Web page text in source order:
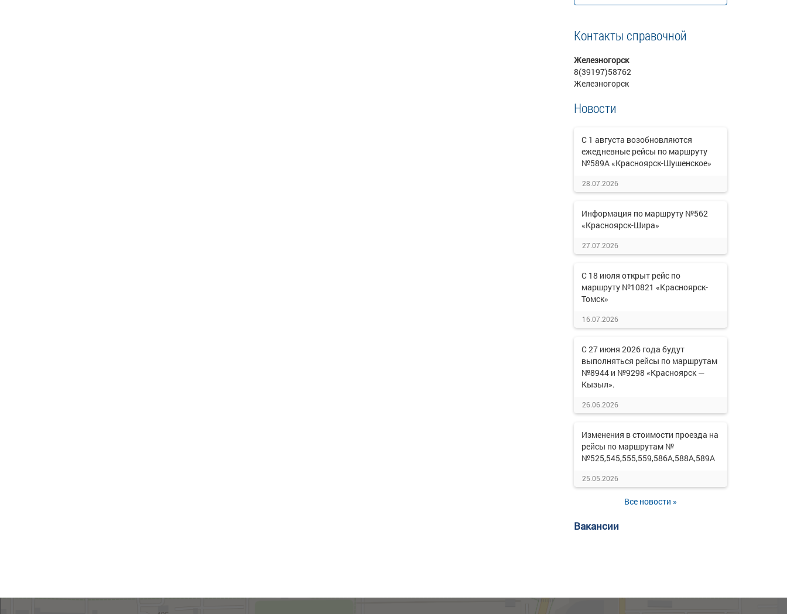
Контакты справочной
Железногорск
8(39197)58762
Железногорск
Новости
С 1 августа возобновляются
ежедневные рейсы по маршруту
№589А «Красноярск-Шушенское»
28.07.2026
Информация по маршруту №562
«Красноярск-Шира»
27.07.2026
С 18 июля открыт рейс по
маршруту №10821 «Красноярск-
Томск»
16.07.2026
С 27 июня 2026 года будут
выполняться рейсы по маршрутам
№8944 и №9298 «Красноярск —
Кызыл».
26.06.2026
Изменения в стоимости проезда на
рейсы по маршрутам №
№525,545,555,559,586А,588А,589А
25.05.2026
Все новости »
Вакансии